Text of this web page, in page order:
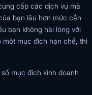
cấp các dịch vụ mà
bạn lâu hơn mức cần
bạn không hài lòng với
mục đích hạn chế, thì
mục đích kinh doanh